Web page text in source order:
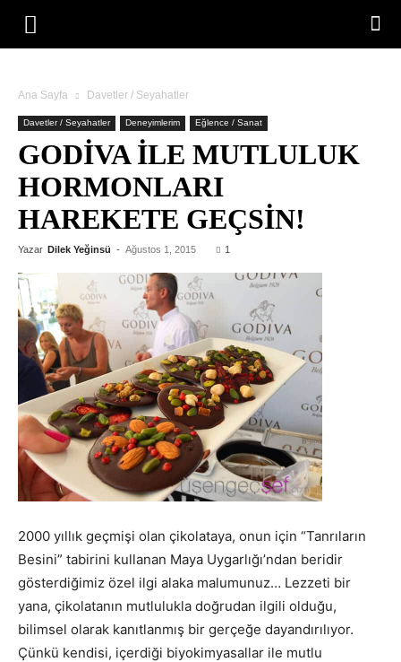
Ana Sayfa Davetler / Seyahatler
Davetler / Seyahatler Deneyimlerim Eğlence / Sanat
GODIVA İLE MUTLULUK
HORMONLARI
HAREKETE GEÇSIN!
Yazar Dilek Yeğinsü - Ağustos 1, 2015 1
2000 yıllık geçmişi olan çikolataya, onun için “Tanrıların
Besini” tabirini kullanan Maya Uygarlığı’ndan beridir
gösterdiğimiz özel ilgi alaka malumunuz… Lezzeti bir
yana, çikolatanın mutlulukla doğrudan ilgili olduğu,
bilimsel olarak kanıtlanmış bir gerçeğe dayandırılıyor.
Çünkü kendisi, içerdiği biyokimyasallar ile mutlu